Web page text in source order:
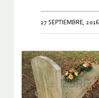
27 SEPTIEMBRE, 2016